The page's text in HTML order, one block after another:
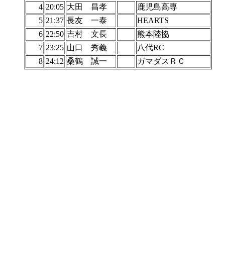
4 20:05 大田 昌孝
鹿児島高専
5 21:37 長友 一泰
HEARTS
6 22:50 吉村 文長
熊本陸協
7 23:25 山口 秀義
八代RC
8 24:12 桑鶴 誠一 ガマダスＲＣ